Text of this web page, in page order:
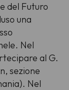
del Futuro
una
Nel
al G.
sezione
Nel